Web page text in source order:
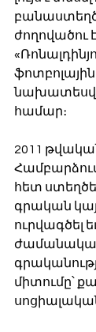
ժողովածու
համար։
2011
հետ
գրական
ուրվագծել
միտումը՝